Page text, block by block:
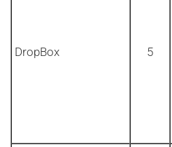
DropBox 5